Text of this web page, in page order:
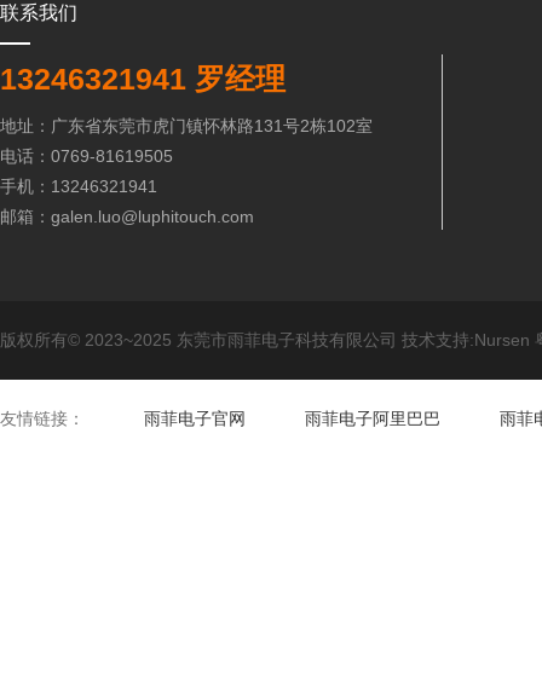
联系我们
13246321941 罗经理
地址：广东省东莞市虎门镇怀林路131号2栋102室
电话：0769-81619505
手机：13246321941
邮箱：galen.luo@luphitouch.com
版权所有© 2023~2025 东莞市雨菲电子科技有限公司 技术支持:Nursen
友情链接： 雨菲电子官网 雨菲电子阿里巴巴 雨菲